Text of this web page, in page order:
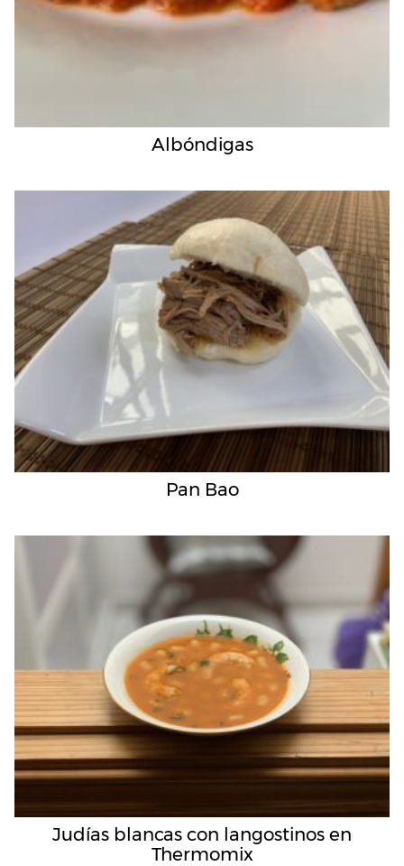
Albóndigas
Pan Bao
Judías blancas con langostinos en
Thermomix